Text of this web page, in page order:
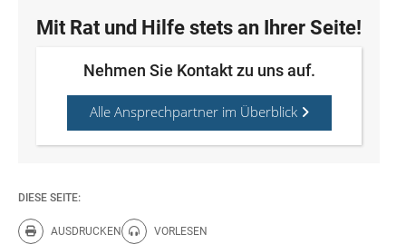
Mit Rat und Hilfe stets an Ihrer Seite!
Nehmen Sie Kontakt zu uns auf.
Alle Ansprechpartner im Überblick
DIESE SEITE:
AUSDRUCKEN
Diese Seite drucken.
VORLESEN
Diese Seite vorlesen.